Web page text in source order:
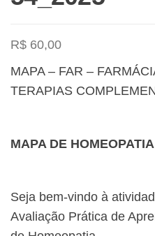
R$ 60,00
MAPA – FAR –
TERAPIAS
MAPA DE HOMEOPATIA
Seja bem-vindo à
Avaliação Prática de